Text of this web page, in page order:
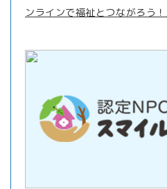
ンラインで福祉とつながろう！